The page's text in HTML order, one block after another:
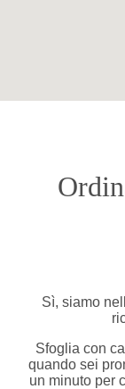
Sì, siamo
Sfoglia con
quando sei
un minuto per